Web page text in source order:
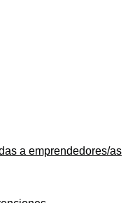
a emprendedores/as